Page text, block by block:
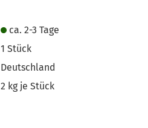
ca. 2-3 Tage
1Stück
Deutschland
2 kg je Stück